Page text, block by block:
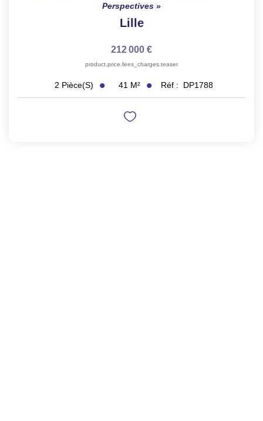
Perspectives
Lille
212 000 €
product.price.fees_charges.teaser
2 Pièce(s) 41 M² Réf : DP1788